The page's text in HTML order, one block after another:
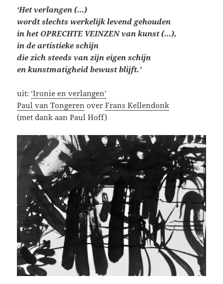
‘Het verlangen (…)
wordt slechts werkelijk levend gehouden
in het OPRECHTE VEINZEN van kunst (…),
in de artistieke schijn
die zich steeds van zijn eigen schijn
en kunstmatigheid bewust blijft.’
uit: ‘Ironie en verlangen’
Paul van Tongeren overFrans Kellendonk
(met dank aan Paul Hoff)